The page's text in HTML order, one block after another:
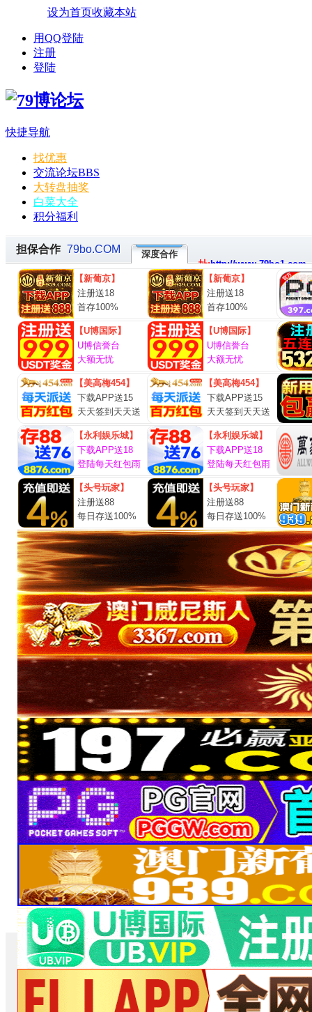
设为首页收藏本站
用QQ登陆
注册
登陆
快捷导航
找优惠
交流论坛BBS
大转盘抽奖
白菜大全
积分福利